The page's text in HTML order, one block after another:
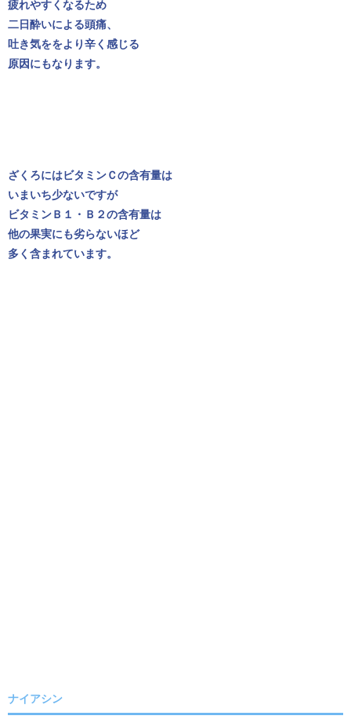
疲れやすくなるため
二日酔いによる頭痛、
吐き気ををより辛く感じる
原因にもなります。
ざくろにはビタミンＣの含有量は
いまいち少ないですが
ビタミンＢ１・Ｂ２の含有量は
他の果実にも劣らないほど
多く含まれています。
ナイアシン